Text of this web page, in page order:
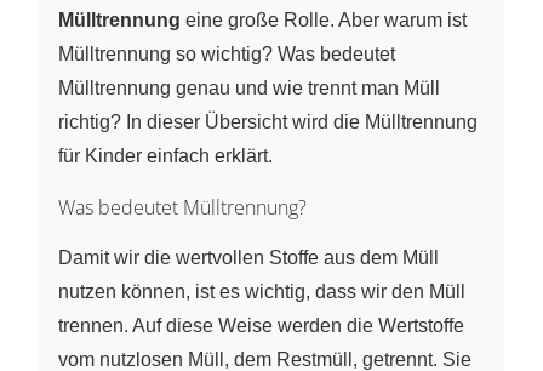
Mülltrennung eine große Rolle. Aber warum ist
Mülltrennung so wichtig? Was bedeutet
Mülltrennung genau und wie trennt man Müll
richtig? In dieser Übersicht wird die Mülltrennung
für Kinder einfach erklärt.
Was bedeutet Mülltrennung?
Damit wir die wertvollen Stoffe aus dem Müll
nutzen können, ist es wichtig, dass wir den Müll
trennen. Auf diese Weise werden die Wertstoffe
vom nutzlosen Müll, dem Restmüll, getrennt. Sie